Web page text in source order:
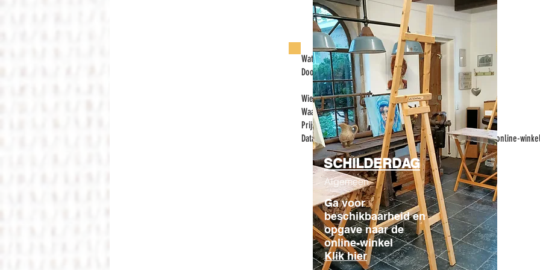
Online winkel
​Wat: Portretschilderdag in Atelier
Door: Portretschilder Caroline van de Vate van
'Atelier de Oude Smederij'
Wie: Beginner en gevorderde
Waar: Atelier De Oude Smederij, Jonasweg 4, Vaassen
Prijs: €105-€115 voor een hele dag inclusief materiaal
Data: Kijk voor actuele data en beschikbaarheid in de online-
SCHILDERDAG
Algemeen
Ga voor
beschikbaarheid en
opgave naar de
online-winkel
Klik hier